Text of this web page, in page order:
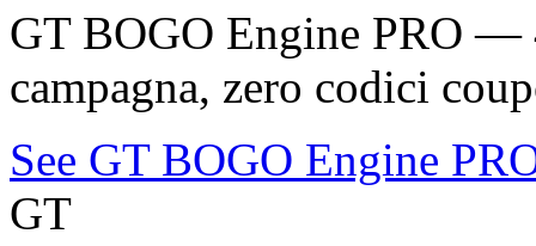
GT BOGO Engine PRO —
campagna, zero codici
See GT BOGO Engine
GT